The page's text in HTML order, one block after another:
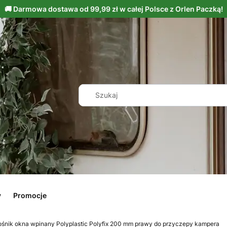
Promocje
okna wpinany Polyplastic Polyfix 200 mm prawy do przyczepy kampera